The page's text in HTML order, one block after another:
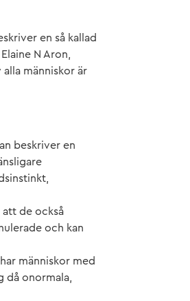
en så kallad
N Aron,
människor är
beskriver en
de också
och kan
människor med
då onormala,